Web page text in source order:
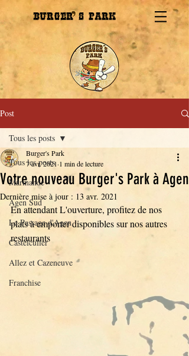
s''PARK
BURGER
Post
Tous les posts
Marmande
Agen Sud
Le Passage d'Agen
Castelculier
Allez et Cazeneuve
Franchise
Tous les posts
Votre nouveau Burger's Park à Agen
Burger's Park
7 avr. 2021 1 min de lecture
Dernière mise à jour : 13 avr. 2021
En attendant L'ouverture, profitez de nos
plats à emporter disponibles sur nos autres
restaurants